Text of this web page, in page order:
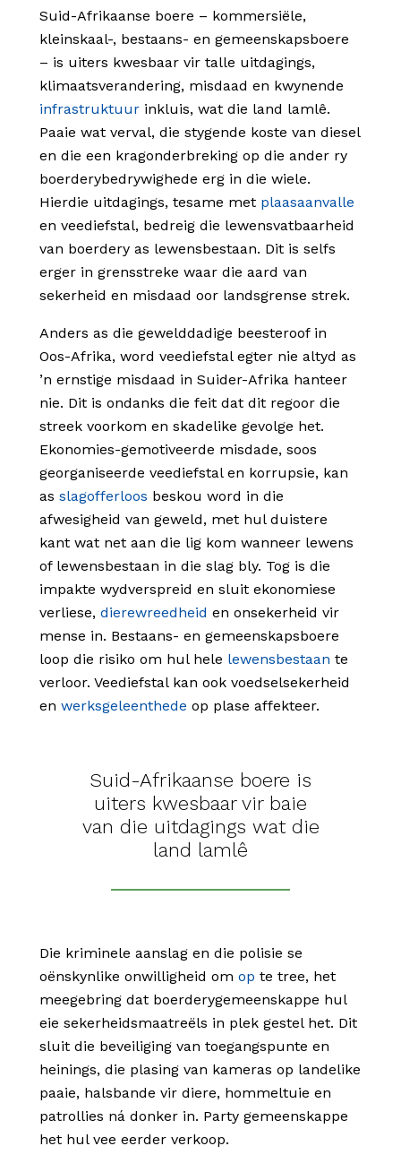
Suid-Afrikaanse boere – kommersiële,
kleinskaal-, bestaans- en gemeenskapsboere
– is uiters kwesbaar vir talle uitdagings,
klimaatsverandering, misdaad en kwynende
infrastruktuur inkluis, wat die land lamlê.
Paaie wat verval, die stygende koste van diesel
en die een kragonderbreking op die ander ry
boerderybedrywighede erg in die wiele.
Hierdie uitdagings, tesame met plaasaanvalle
en veediefstal, bedreig die lewensvatbaarheid
van boerdery as lewensbestaan. Dit is selfs
erger in grensstreke waar die aard van
sekerheid en misdaad oor landsgrense strek.
Anders as die gewelddadige beesteroof in
Oos-Afrika, word veediefstal egter nie altyd as
’n ernstige misdaad in Suider-Afrika hanteer
nie. Dit is ondanks die feit dat dit regoor die
streek voorkom en skadelike gevolge het.
Ekonomies-gemotiveerde misdade, soos
georganiseerde veediefstal en korrupsie, kan
as slagofferloos beskou word in die
afwesigheid van geweld, met hul duistere
kant wat net aan die lig kom wanneer lewens
of lewensbestaan in die slag bly. Tog is die
impakte wydverspreid en sluit ekonomiese
verliese, dierewreedheid en onsekerheid vir
mense in. Bestaans- en gemeenskapsboere
loop die risiko om hul hele lewensbestaan te
verloor. Veediefstal kan ook voedselsekerheid
en werksgeleenthede op plase affekteer.
Suid-Afrikaanse boere is
uiters kwesbaar vir baie
van die uitdagings wat die
land lamlê
Die kriminele aanslag en die polisie se
oënskynlike onwilligheid om op te tree, het
meegebring dat boerderygemeenskappe hul
eie sekerheidsmaatreëls in plek gestel het. Dit
sluit die beveiliging van toegangspunte en
heinings, die plasing van kameras op landelike
paaie, halsbande vir diere, hommeltuie en
patrollies ná donker in. Party gemeenskappe
het hul vee eerder verkoop.